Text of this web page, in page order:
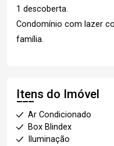
1 descoberta.
Condomínio com lazer
família.
Itens do Imóvel
Ar Condicionado
Box Blindex
Iluminação